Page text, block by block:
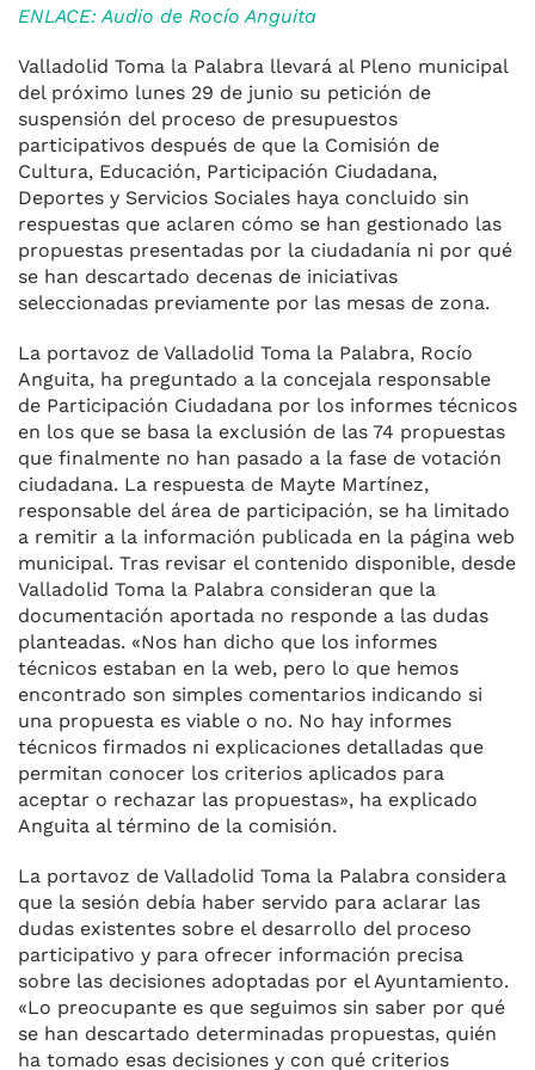
ENLACE: Audio de Rocío Anguita
Valladolid Toma la Palabra llevará al Pleno municipal
del próximo lunes 29 de junio su petición de
suspensión del proceso de presupuestos
participativos después de que la Comisión de
Cultura, Educación, Participación Ciudadana,
Deportes y Servicios Sociales haya concluido sin
respuestas que aclaren cómo se han gestionado las
propuestas presentadas por la ciudadanía ni por qué
se han descartado decenas de iniciativas
seleccionadas previamente por las mesas de zona.
La portavoz de Valladolid Toma la Palabra, Rocío
Anguita, ha preguntado a la concejala responsable
de Participación Ciudadana por los informes técnicos
en los que se basa la exclusión de las 74 propuestas
que finalmente no han pasado a la fase de votación
ciudadana. La respuesta de Mayte Martínez,
responsable del área de participación, se ha limitado
a remitir a la información publicada en la página web
municipal. Tras revisar el contenido disponible, desde
Valladolid Toma la Palabra consideran que la
documentación aportada no responde a las dudas
planteadas. «Nos han dicho que los informes
técnicos estaban en la web, pero lo que hemos
encontrado son simples comentarios indicando si
una propuesta es viable o no. No hay informes
técnicos firmados ni explicaciones detalladas que
permitan conocer los criterios aplicados para
aceptar o rechazar las propuestas», ha explicado
Anguita al término de la comisión.
La portavoz de Valladolid Toma la Palabra considera
que la sesión debía haber servido para aclarar las
dudas existentes sobre el desarrollo del proceso
participativo y para ofrecer información precisa
sobre las decisiones adoptadas por el Ayuntamiento.
«Lo preocupante es que seguimos sin saber por qué
se han descartado determinadas propuestas, quién
ha tomado esas decisiones y con qué criterios